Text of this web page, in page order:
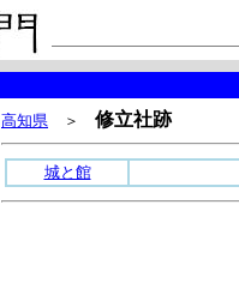
高知県 ＞ 修立社跡
城と館